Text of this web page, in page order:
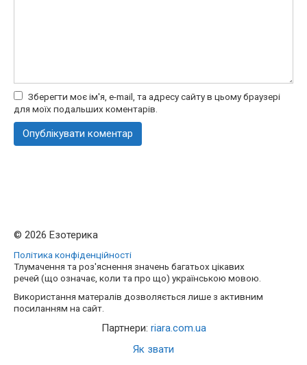
Зберегти моє ім'я, e-mail, та адресу сайту в цьому браузері
для моїх подальших коментарів.
© 2026 Езотерика
Політика конфіденційності
Тлумачення та роз'яснення значень багатьох цікавих
речей (що означає, коли та про що) українською мовою.
Використання матералів дозволяється лише з активним
посиланням на сайт.
Партнери: riara.com.ua
Як звати